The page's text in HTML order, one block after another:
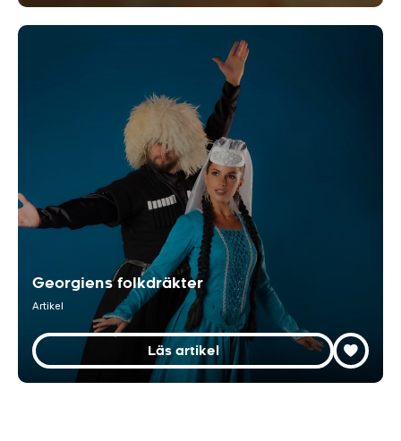
Georgiens folkdräkter
Artikel
Läs artikel